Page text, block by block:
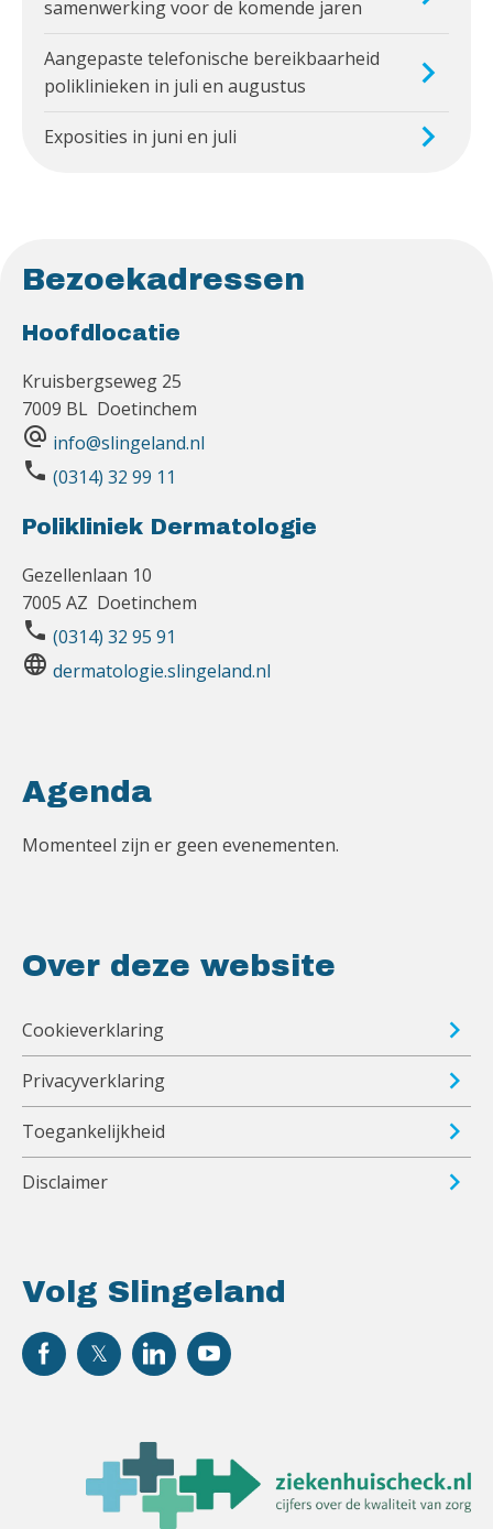
samenwerking voor de komende jaren
Aangepaste telefonische bereikbaarheid
poliklinieken in juli en augustus
Exposities in juni en juli
Bezoekadressen
Hoofdlocatie
Kruisbergseweg 25
7009 BL Doetinchem
alternate_email info@slingeland.nl
phone (0314) 32 99 11
Polikliniek Dermatologie
Gezellenlaan 10
7005 AZ Doetinchem
phone (0314) 32 95 91
language dermatologie.slingeland.nl
Volg Slingeland
Agenda
Momenteel zijn er geen evenementen.
Over deze website
Cookieverklaring
Privacyverklaring
Toegankelijkheid
Disclaimer